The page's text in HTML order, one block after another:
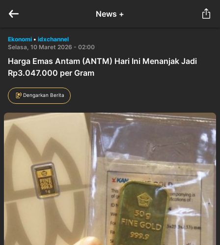
News +
Ekonomi • idxchannel
Selasa, 10 Maret 2026 - 02:00
Harga Emas Antam (ANTM) Hari Ini Menanjak Jadi
Rp3.047.000 per Gram
Dengarkan Berita